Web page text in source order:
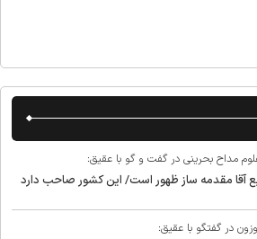
مداح بحرینی در گفت و گو با عقیق:
مقدمه ساز ظهور است/ این کشور صاحب دارد
در گفتگو با عقیق: